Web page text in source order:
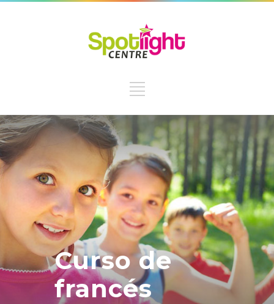
Curso de
francés